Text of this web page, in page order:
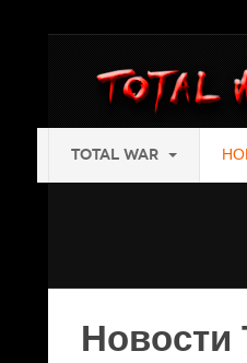
TOTAL WAR
Новости